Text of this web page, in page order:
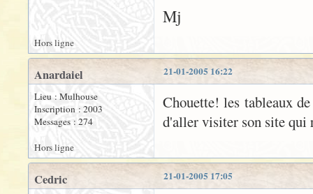
Mj
Hors ligne
21-01-2005 16:22
Anardaiel
Lieu : Mulhouse
Inscription : 2003
Messages : 274
Chouette! les tableaux
d'aller visiter son site qui
Hors ligne
21-01-2005 17:05
Cedric